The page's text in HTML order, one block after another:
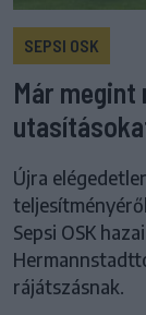
SEPSI OSK
Már
Újra
Sepsi OSK
rájátszásnak.